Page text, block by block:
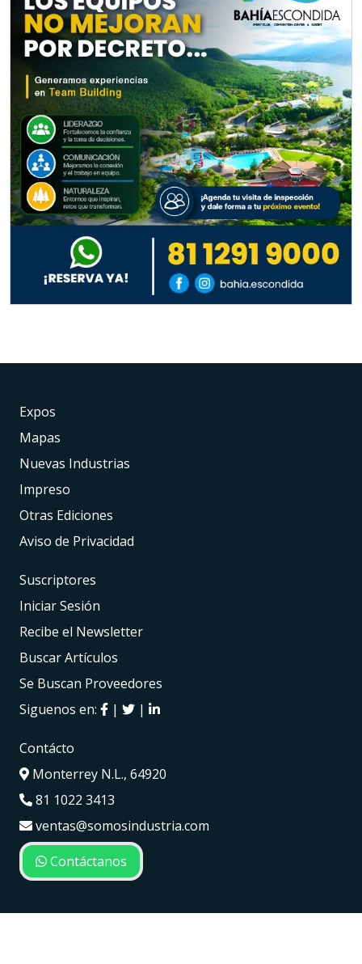
Expos
Mapas
Nuevas Industrias
Impreso
Otras Ediciones
Aviso de Privacidad
Suscriptores
Iniciar Sesión
Recibe el Newsletter
Buscar Artículos
Se Buscan Proveedores
Siguenos en:
| |
Contácto
Monterrey N.L., 64920
81 1022 3413
ventas@somosindustria.com
Contáctanos